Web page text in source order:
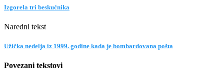
Izgorela tri beskućnika
Naredni tekst
Užička nedelja iz 1999. godine kada je bombardovana pošta
Povezani tekstovi